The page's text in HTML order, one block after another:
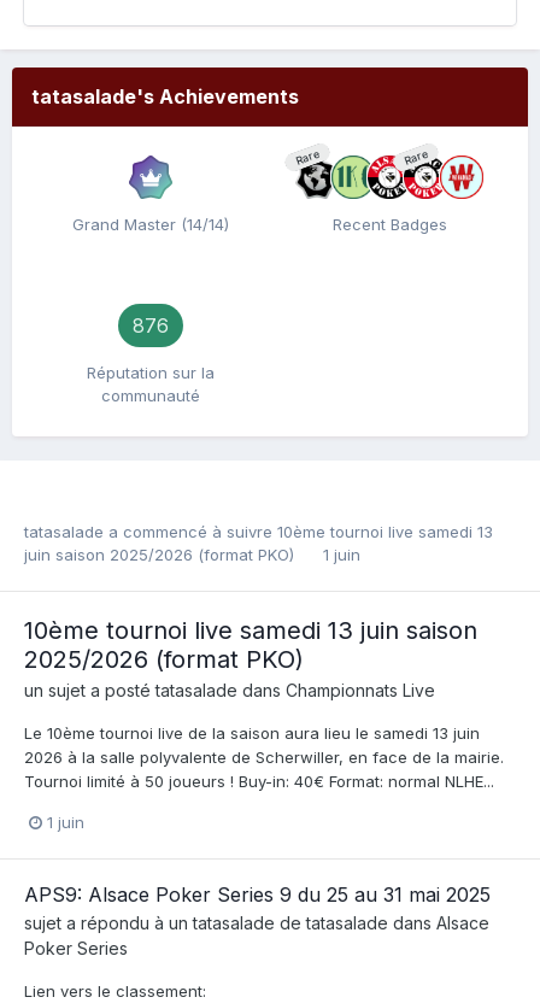
tatasalade's Achievements
Grand Master (14/14)
Rare Rare
Recent Badges
876
Réputation sur la
communauté
tatasalade a commencé à suivre 10ème tournoi live samedi 13
juin saison 2025/2026 (format PKO)
1 juin
10ème tournoi live samedi 13 juin saison
2025/2026 (format PKO)
un sujet a postétatasalade dans Championnats Live
Le 10ème tournoi live de la saison aura lieu le samedi 13 juin
2026 à la salle polyvalente de Scherwiller, en face de la mairie.
Tournoi limité à 50 joueurs ! Buy-in: 40€ Format: normal NLHE...
1 juin
APS9: Alsace Poker Series 9 du 25 au 31 mai 2025
sujet a répondu à untatasalade detatasalade dans Alsace
Poker Series
Lien vers le classement: